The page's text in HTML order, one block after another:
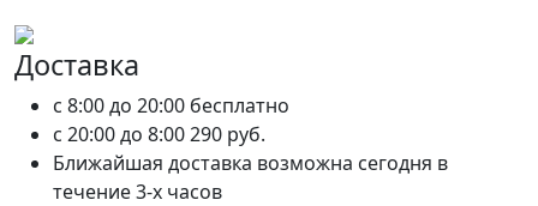
Доставка
c 8:00 до 20:00 бесплатно
c 20:00 до 8:00290 руб.
Ближайшая доставка возможна сегодня в
течение 3-х часов